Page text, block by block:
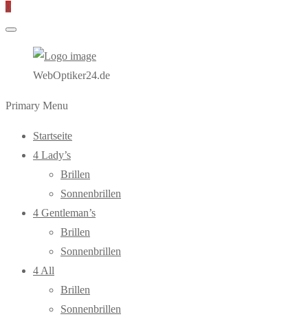
0
WebOptiker24.de
Primary Menu
Startseite
4 Lady’s
Brillen
Sonnenbrillen
4 Gentleman’s
Brillen
Sonnenbrillen
4 All
Brillen
Sonnenbrillen